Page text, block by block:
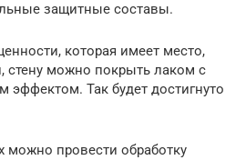
защитные составы.
которая имеет место,
стену можно покрыть лаком с
Так будет достигнуто
можно провести обработку